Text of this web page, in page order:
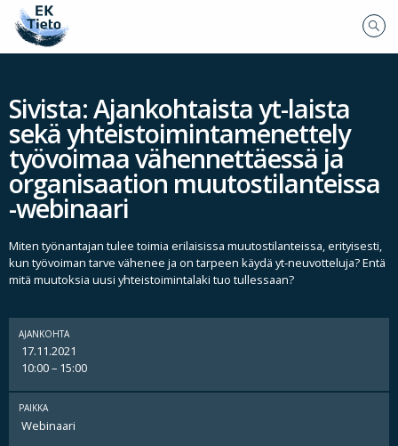
Sivista: Ajankohtaista yt-laista
sekä yhteistoimintamenettely
työvoimaa vähennettäessä ja
organisaation muutostilanteissa
-webinaari
Miten työnantajan tulee toimia erilaisissa muutostilanteissa, erityisesti,
kun työvoiman tarve vähenee ja on tarpeen käydä yt-neuvotteluja? Entä
mitä muutoksia uusi yhteistoimintalaki tuo tullessaan?
AJANKOHTA
17.11.2021
10:00 – 15:00
PAIKKA
Webinaari